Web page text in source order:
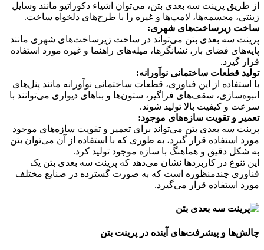
از طریق پرینت سه بعدی بتن، می‌توان اشیاء دکوراتیو مانند وسایل
زینتی، مجسمه‌ها، لامپ‌ها و غیره را با طرح‌های دلخواه ساخت.
ساخت زیرساخت‌های شهری:
پرینت سه بعدی بتن می‌تواند در ساخت زیرساخت‌های شهری مانند
پایه‌های فضای باز، نشانگرها، میله‌های راهنما و غیره مورد استفاده
قرار گیرد.
تولید قطعات ساختمانی نوآورانه:
با استفاده از این فناوری، قطعات ساختمانی نوآورانه مانند پنل‌های
انبوه‌سازی، سقف‌های فراگیر، ستون‌ها و بناهای دیواری می‌توانند با
سرعت و کیفیت بالا تولید شوند.
تعمیر و تقویت سازه‌های موجود:
پرینت سه بعدی بتن می‌تواند برای تعمیر و تقویت سازه‌های موجود
مورد استفاده قرار گیرد، به طوری که با استفاده از آن می‌توان بتن
به شکل دقیق و هماهنگ با سازه موجود تولید کرد.
این تنوع در کاربردها نشان می‌دهد که پرینت سه بعدی بتن یک
فناوری چندمنظوره است که به صورت گسترده در صنایع مختلف
مورد استفاده قرار می‌گیرد.
چالش‌ها و پیشرفت‌های آینده در پرینت بتن